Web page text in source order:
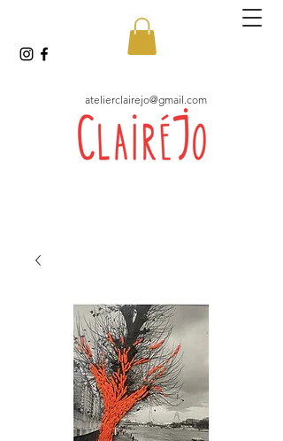
atelierclairejo@gmail.com